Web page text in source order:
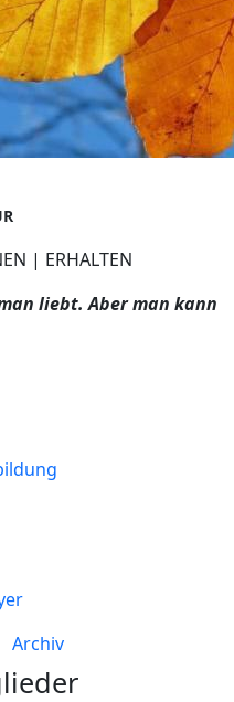
| ERHALTEN
liebt. Aber man kann
Archiv